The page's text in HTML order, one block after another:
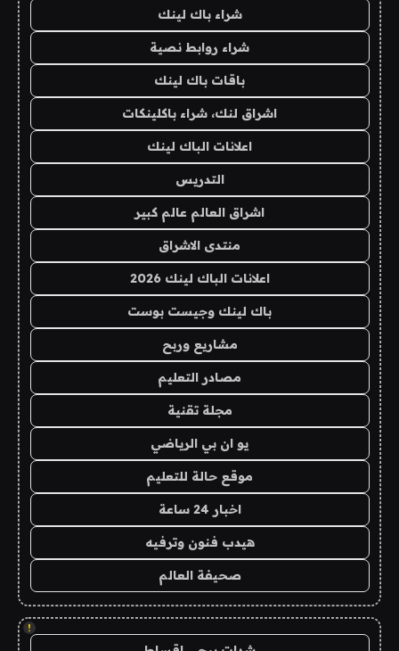
شراء باك لينك
شراء روابط نصية
باقات باك لينك
اشراق لنك، شراء باكلينكات
اعلانات الباك لينك
التدريس
اشراق العالم عالم كبير
منتدى الاشراق
اعلانات الباك لينك 2026
باك لينك وجيست بوست
مشاريع وربح
مصادر التعليم
مجلة تقنية
يو ان بي الرياضي
موقع حالة للتعليم
اخبار 24 ساعة
هيدب فنون وترفيه
صحيفة العالم
!